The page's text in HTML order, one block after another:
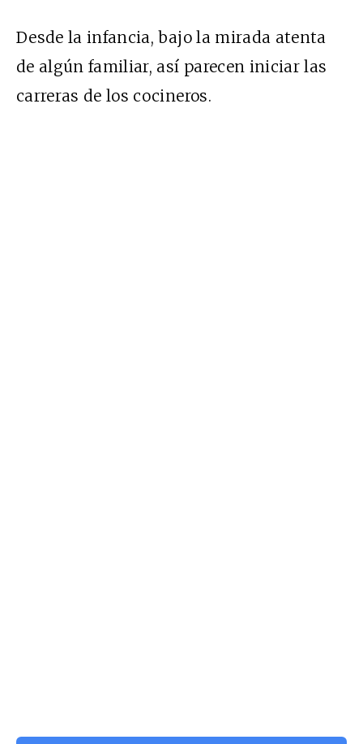
Desde la infancia, bajo la mirada atenta
de algún familiar, así parecen iniciar las
carreras de los cocineros.